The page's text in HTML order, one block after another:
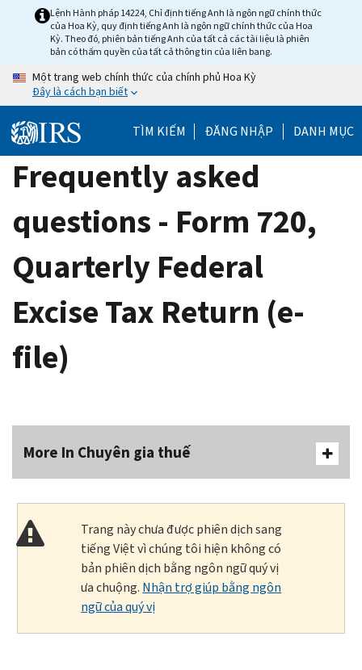
Lệnh Hành pháp 14224, Chỉ định tiếng Anh là ngôn ngữ chính thức
của Hoa Kỳ, quy định tiếng Anh là ngôn ngữ chính thức của Hoa
Kỳ. Theo đó, phiên bản tiếng Anh của tất cả các tài liệu là phiên
bản có thẩm quyền của tất cả thông tin của liên bang.
Một trang web chính thức của chính phủ Hoa Kỳ
Đây là cách bạn biết
TÌM KIẾM ĐĂNG NHẬP DANH MỤC
Frequently asked
questions - Form 720,
Quarterly Federal
Excise Tax Return (e-
file)
More In Chuyên gia thuế
Trang này chưa được phiên dịch sang
tiếng Việt vì chúng tôi hiện không có
bản phiên dịch bằng ngôn ngữ quý vị
ưa chuộng. Nhận trợ giúp bằng ngôn
ngữ của quý vị